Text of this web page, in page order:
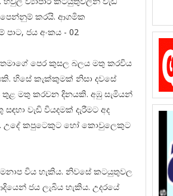
පෙන්නුම් කරයි. ආගමික
ජය අංකය - 02
පෙර කුසල බලය මතු කරවිය
හිසේ කැක්කුමක් නිසා දවසේ
තුළ මතු කරවන දිනයකි. අඹු සැමියන්
වැඩි වියදමක් දැරීමට අද
උදේ කපුටෙකුට හෝ කොවුලෙකුට
විය හැකිය. නිවසේ කටයුතුවල
ජය ලැබිය හැකිය. උදරයේ